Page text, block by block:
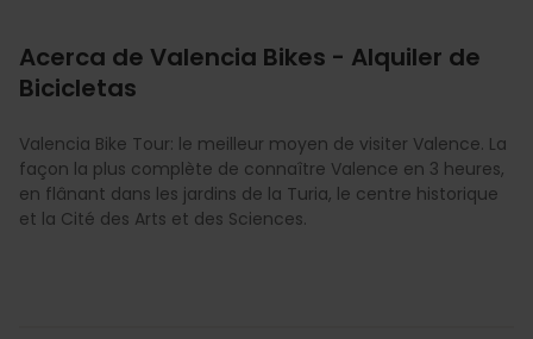
Acerca de Valencia Bikes - Alquiler de
Bicicletas
Valencia Bike Tour: le meilleur moyen de visiter Valence. La
façon la plus complète de connaître Valence en 3 heures,
en flânant dans les jardins de la Turia, le centre historique
et la Cité des Arts et des Sciences.